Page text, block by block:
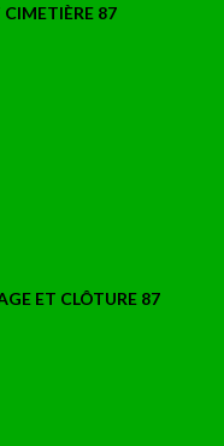
CIMETIÈRE 87
ET CLÔTURE 87